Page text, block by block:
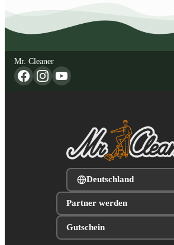
Mr. Cleaner
Deutschland
Partner werden
Gutschein